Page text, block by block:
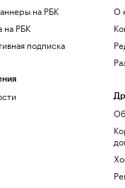
на РБК
на РБК
подписка
О